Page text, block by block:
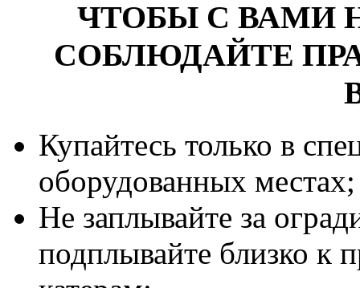
ЧТОБЫ С ВАМИ
СОБЛЮДАЙТЕ
Купайтесь только в
оборудованных местах;
Не заплывайте за
подплывайте близко к